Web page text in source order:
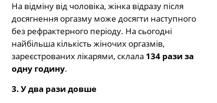
На відміну від чоловіка, жінка відразу після
досягнення оргазму може досягти наступного
без рефрактерного періоду. На сьогодні
найбільша кількість жіночих оргазмів,
зареєстрованих лікарями, склала 134 рази за
одну годину.
3. У два рази довше